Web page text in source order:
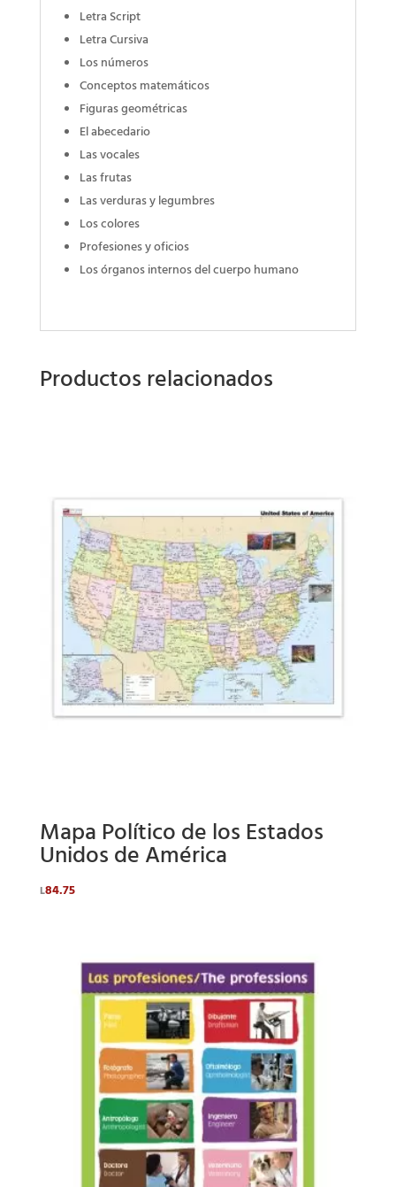
Letra Script
Letra Cursiva
Los números
Conceptos matemáticos
Figuras geométricas
El abecedario
Las vocales
Las frutas
Las verduras y legumbres
Los colores
Profesiones y oficios
Los órganos internos del cuerpo humano
Productos relacionados
Mapa Político de los Estados
Unidos de América
L84.75